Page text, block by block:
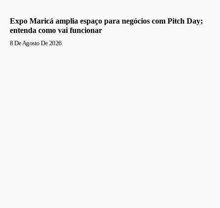
Expo Maricá amplia espaço para negócios com Pitch Day;
entenda como vai funcionar
8 De Agosto De 2026